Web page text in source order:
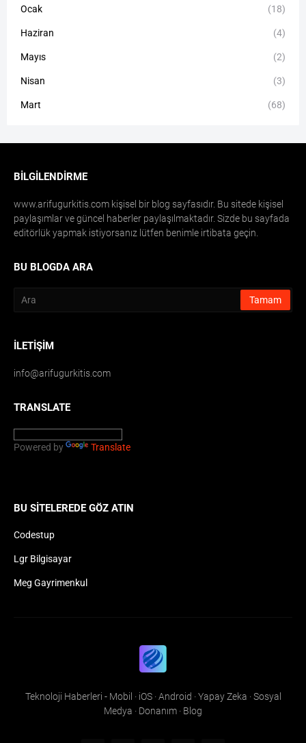
Ocak (18)
Haziran (4)
Mayıs (2)
Nisan (3)
Mart (68)
BILGILENDIRME
www.arifugurkitis.com kişisel bir blog sayfasıdır. Bu sitede kişisel
paylaşımlar ve güncel haberler paylaşılmaktadır. Sizde bu sayfada
editörlük yapmak istiyorsanız lütfen benimle irtibata geçin.
BU BLOGDA ARA
İLETIŞIM
info@arifugurkitis.com
TRANSLATE
Powered by Translate
BU SITELEREDE GÖZ ATIN
Codestup
Lgr Bilgisayar
Meg Gayrimenkul
Teknoloji Haberleri - Mobil · iOS · Android · Yapay Zeka · Sosyal
Medya · Donanım · Blog